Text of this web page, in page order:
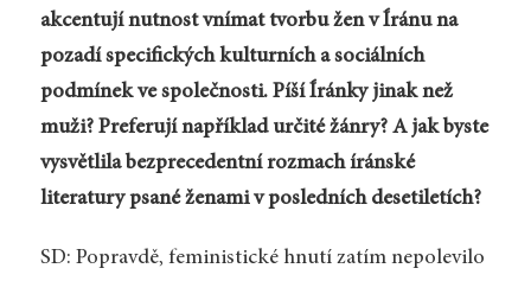
akcentují nutnost vnímat tvorbu žen v Íránu na
pozadí specifických kulturních a sociálních
podmínek ve společnosti. Píší Íránky jinak než
muži? Preferují například určité žánry? A jak byste
vysvětlila bezprecedentní rozmach íránské
literatury psané ženami v posledních desetiletích?
SD: Popravdě, feministické hnutí zatím nepolevilo